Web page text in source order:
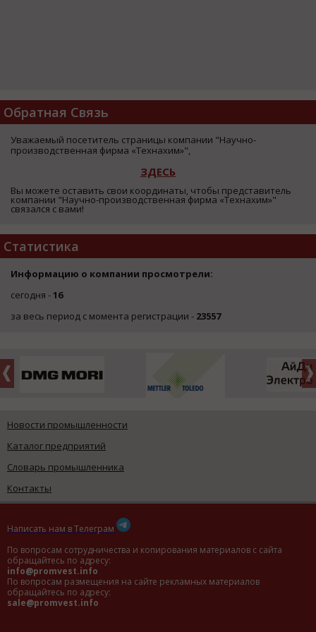
Обратная Связь
Уважаемый посетитель страницы компании "Научно-
производственная фирма «Технахим»",
ЗДЕСЬ
Вы можете оставить свои координаты, чтобы представитель
компании "Научно-производственная фирма «Технахим»"
связался с вами!
Статистика
Информацию о компании просмотрели:
сегодня -16
за весь период с момента регистрации - 23557
Новости промышленности
Каталог предприятий
Словарь промышленника
Контакты
Написать нам в Телеграм
По вопросам сотрудничества и копирования материалов с сайта
обращайтесь по адресу:
info@promvest.info
По вопросам размещения на сайте рекламных материалов
обращайтесь по адресу:
sale@promvest.info